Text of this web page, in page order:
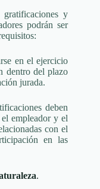
y
podrán ser
en el ejercicio
dentro del plazo
jurada.
deben
empleador y el
con el
en las
.